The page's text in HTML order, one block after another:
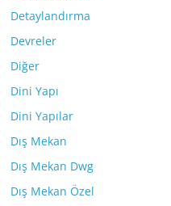
Detaylandırma
Devreler
Diğer
Dini Yapı
Dini Yapılar
Dış Mekan
Dış Mekan Dwg
Dış Mekan Özel